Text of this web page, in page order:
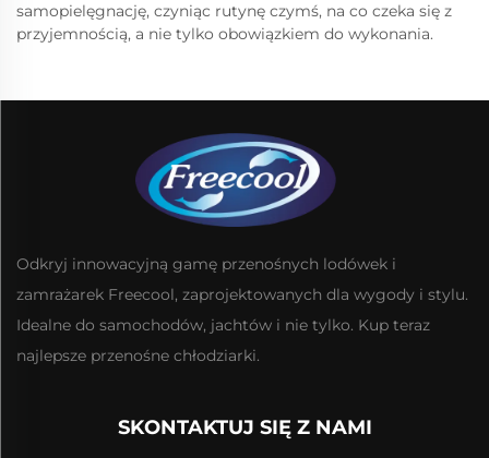
samopielęgnację, czyniąc rutynę czymś, na co czeka się z
przyjemnością, a nie tylko obowiązkiem do wykonania.
Odkryj innowacyjną gamę przenośnych lodówek i
zamrażarek Freecool, zaprojektowanych dla wygody i stylu.
Idealne do samochodów, jachtów i nie tylko. Kup teraz
najlepsze przenośne chłodziarki.
SKONTAKTUJ SIĘ Z NAMI